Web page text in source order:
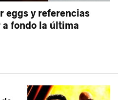
eggs y referencias
fondo la última